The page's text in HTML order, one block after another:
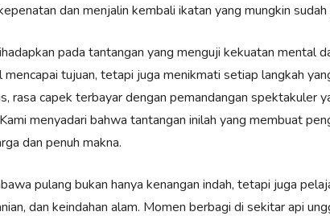
dan menjalin kembali ikatan yang mungkin sudah
pada tantangan yang menguji kekuatan mental
mencapai tujuan, tetapi juga menikmati setiap langkah
rasa capek terbayar dengan pemandangan spektakuler
menyadari bahwa tantangan inilah yang membuat
dan penuh makna.
pulang bukan hanya kenangan indah, tetapi juga
dan keindahan alam. Momen berbagi di sekitar api